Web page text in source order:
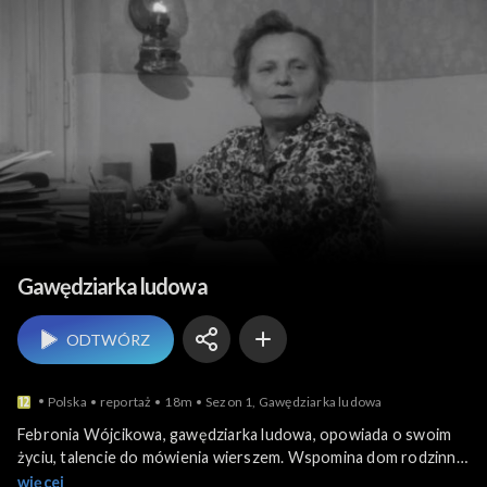
Ludzie i ich historie
Gawędziarka ludowa
ODTWÓRZ
Polska reportaż 18m Sezon 1, Gawędziarka ludowa
Febronia Wójcikowa, gawędziarka ludowa, opowiada o swoim
życiu, talencie do mówienia wierszem. Wspomina dom rodzinny,
przybliża początki swojej twórczości, tworzeniu humoresek..
więcej